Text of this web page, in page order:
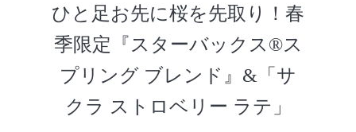
ひと足お先に桜を先取り！春
季限定『スターバックス®︎ス
プリング ブレンド』&「サ
クラ ストロベリー ラテ」